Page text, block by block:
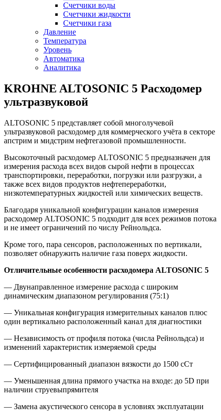
Счетчики воды
Счетчики жидкости
Счетчики газа
Давление
Температура
Уровень
Автоматика
Аналитика
KROHNE ALTOSONIC 5 Расходомер
ультразвуковой
ALTOSONIC 5 представляет собой многолучевой
ультразвуковой расходомер для коммерческого учёта в секторе
апстрим и мидстрим нефтегазовой промышленности.
Высокоточный расходомер ALTOSONIC 5 предназначен для
измерения расхода всех видов сырой нефти в процессах
транспортировки, переработки, погрузки или разгрузки, а
также всех видов продуктов нефтепереработки,
низкотемпературных жидкостей или химических веществ.
Благодаря уникальной конфигурации каналов измерения
расходомер ALTOSONIC 5 подходит для всех режимов потока
и не имеет ограничений по числу Рейнольдса.
Кроме того, пара сенсоров, расположенных по вертикали,
позволяет обнаружить наличие газа поверх жидкости.
Отличительные особенности расходомера ALTOSONIC 5
— Двунаправленное измерение расхода с широким
динамическим диапазоном регулирования (75:1)
— Уникальная конфигурация измерительных каналов плюс
один вертикально расположенный канал для диагностики
— Независимость от профиля потока (числа Рейнольдса) и
изменений характеристик измеряемой среды
— Сертифицированный диапазон вязкости до 1500 сСт
— Уменьшенная длина прямого участка на входе: до 5D при
наличии струевыпрямителя
— Замена акустического сенсора в условиях эксплуатации